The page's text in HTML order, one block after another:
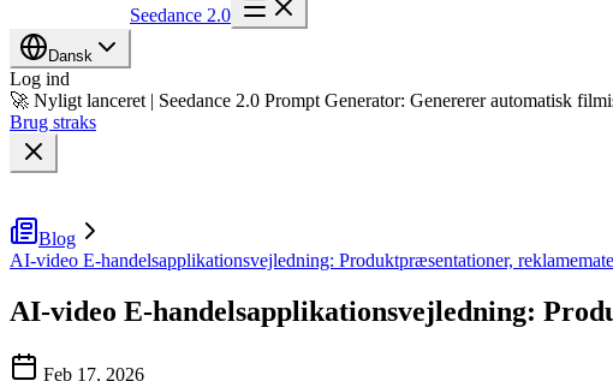
Seedance 2.0
Dansk
Log ind
🚀 Nyligt lanceret | Seedance 2.0 Prompt Generator: Genererer automatisk
Brug straks
Blog
AI-video E-handelsapplikationsvejledning: Produktpræsentationer,
AI-video E-handelsapplikationsvejledning:
Feb 17, 2026